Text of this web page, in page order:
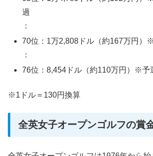
過
：
70位：1万2,808ドル（約167万円）
：
76位：8,454ドル（約110万円）※予
※1ドル＝130円換算
全英女子オープンゴルフの賞